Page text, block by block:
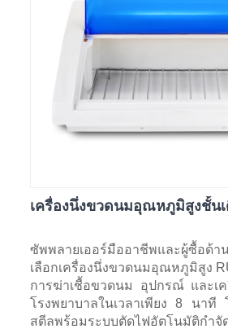
เครื่องนึ่งขวดนมอุณหภูมิสูงชั้น
ซัพพลายเออร์มืออาชีพและผู้ซื้อด้า
เลือกเครื่องนึ่งขวดนมอุณหภูมิสูง
การฆ่าเชื้อขวดนม อุปกรณ์ และเ
โรงพยาบาลในเวลาเพียง 8 นาที
สตีลพร้อมระบบตัดไฟอัตโนมัติกำจั